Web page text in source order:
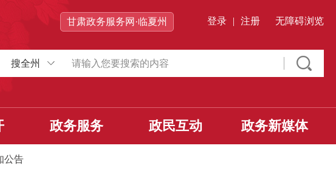
甘肃政务服务网·临夏州 登录 | 注册 无障碍浏览
搜全州
政务服务 政民互动 政务新媒体
公告